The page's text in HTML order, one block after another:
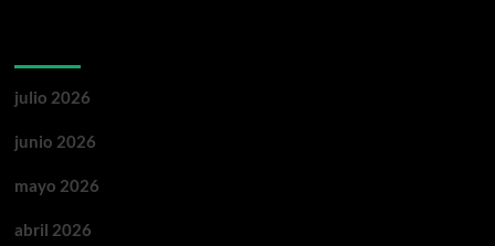
julio 2026
junio 2026
mayo 2026
abril 2026